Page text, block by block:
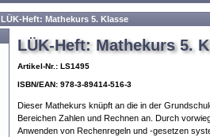
LÜK-Heft: Mathekurs 5. Klasse
LÜK-Heft: Mathekurs 5.
Artikel-Nr.: LS1495
ISBN/EAN: 978-3-89414-516-3
Dieser Mathekurs knüpft an die in der
Bereichen Zahlen und Rechnen an. Durch
Anwenden von Rechenregeln und -gesetzen